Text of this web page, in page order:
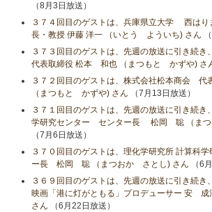
（8月3日放送）
３７４回目のゲストは、兵庫県立大学 西はり
長・教授 伊藤 洋一 （いとう よういち) さん
３７３回目のゲストは、先週の放送に引き続
代表取締役 松本 和也 （まつもと かずや) さ
３７２回目のゲストは、株式会社松本商会
（まつもと かずや) さん （7月13日放送）
３７１回目のゲストは、先週の放送に引き続き
学研究センター センター長 松岡 聡 （ま
（7月6日放送）
３７０回目のゲストは、理化学研究所 計算科
ー長 松岡 聡 （まつおか さとし) さん （6
３６９回目のゲストは、先週の放送に引き続き
映画「港に灯がともる」プロデューサー 安
さん （6月22日放送）